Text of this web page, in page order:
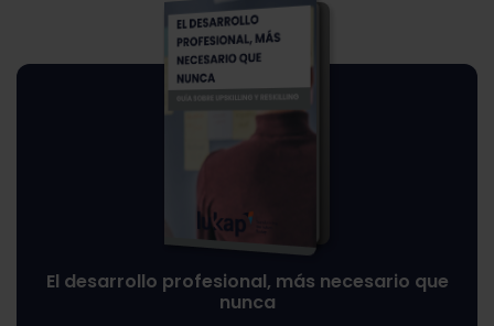
El desarrollo profesional, más necesario que
nunca